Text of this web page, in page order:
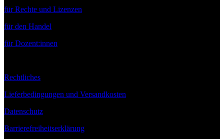
für Rechte und Lizenzen
für den Handel
für Dozent:innen
Rechtliches
Lieferbedingungen und Versandkosten
Datenschutz
Barrierefreiheitserklärung